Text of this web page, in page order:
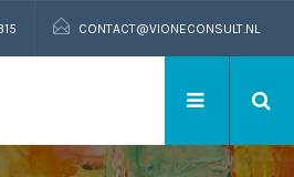
CONTACT@VIONECONSULT.NL